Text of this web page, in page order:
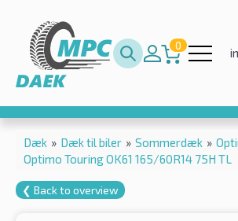
0
Dæk » Dæk til biler » Sommerdæk »
Optimo Touring OK61 165/60R14 75H TL
❮ Back to overview